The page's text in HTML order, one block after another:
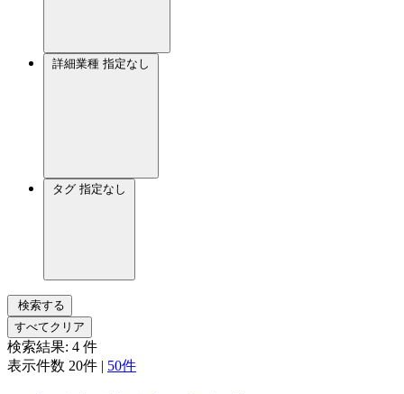
詳細業種 指定なし
タグ 指定なし
検索する
すべてクリア
検索結果: 4 件
表示件数 20件 | 50件